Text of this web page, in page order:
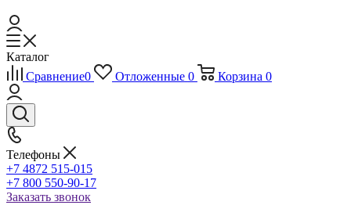
Каталог
Сравнение0 Отложенные 0 Корзина 0
Телефоны
+7 4872 515-015
+7 800 550-90-17
Заказать звонок